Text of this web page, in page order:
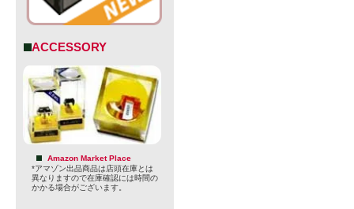
ACCESSORY
Amazon Market Place
*アマゾン出品商品は店頭在庫とは
異なりますので在庫確認には時間の
かかる場合がございます。